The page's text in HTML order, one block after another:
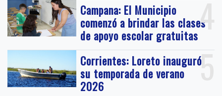
4
Campana: El Municipio
comenzó a brindar las clases
de apoyo escolar gratuitas
5
Corrientes: Loreto inauguró
su temporada de verano
2026